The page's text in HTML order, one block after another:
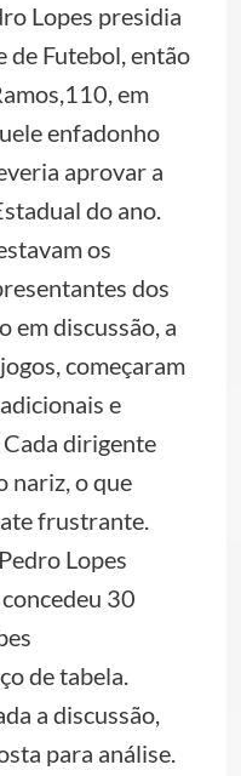
Lopes presidia
de Futebol, então
em
enfadonho
aprovar a
do ano.
os
dos
em discussão, a
começaram
e
dirigente
nariz, o que
frustrante.
Lopes
30
de tabela.
a discussão,
para análise.